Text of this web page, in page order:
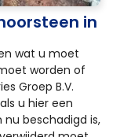
in
wat u moet
worden of
Groep B.V.
u hier een
beschadigd is,